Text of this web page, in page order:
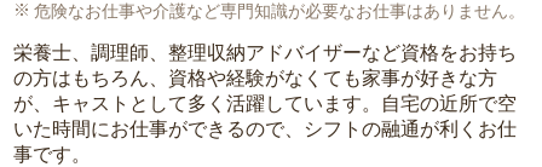
危険なお仕事や介護など専門知識が必要なお仕事はありません。
栄養士、調理師、整理収納アドバイザーなど資格をお持ち
の方はもちろん、資格や経験がなくても家事が好きな方
が、キャストとして多く活躍しています。自宅の近所で空
いた時間にお仕事ができるので、シフトの融通が利くお仕
事です。